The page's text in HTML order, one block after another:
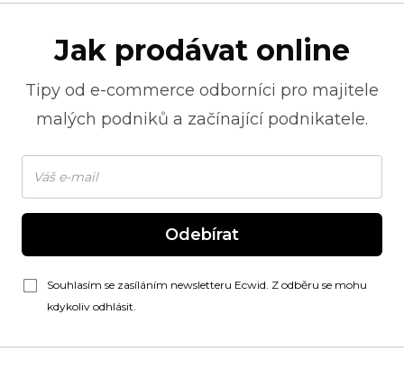
Jak prodávat online
Tipy od e-commerce odborníci pro majitele
malých podniků a začínající podnikatele.
Odebírat
Souhlasím se zasíláním newsletteru Ecwid. Z odběru se mohu
kdykoliv odhlásit.